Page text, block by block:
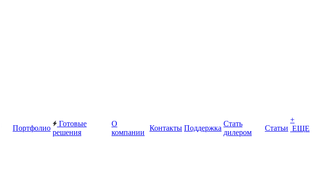
Портфолио
Готовые
решения
О
компании
Контакты Поддержка
Стать
дилером
Статьи
+
ЕЩЕ